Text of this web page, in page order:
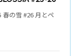
春の雪 #26 月とペ